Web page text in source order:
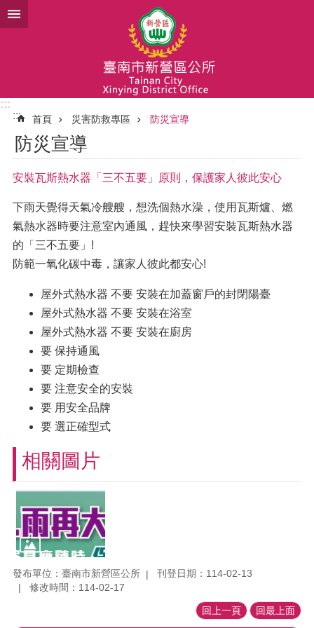
跳到主要內容區塊
:::
:::
首頁 災害防救專區 防災宣導
防災宣導
安裝瓦斯熱水器「三不五要」原則，保護家人彼此安心
下雨天覺得天氣冷艘艘，想洗個熱水澡，使用瓦斯爐、燃
氣熱水器時要注意室內通風，趕快來學習安裝瓦斯熱水器
的「三不五要」!
防範一氧化碳中毒，讓家人彼此都安心!
屋外式熱水器 不要 安裝在加蓋窗戶的封閉陽臺
屋外式熱水器 不要 安裝在浴室
屋外式熱水器 不要 安裝在廚房
要 保持通風
要 定期檢查
要 注意安全的安裝
要 用安全品牌
要 選正確型式
相關圖片
發布單位：臺南市新營區公所
刊登日期：114-02-13
修改時間：114-02-17
回上一頁 回最上面